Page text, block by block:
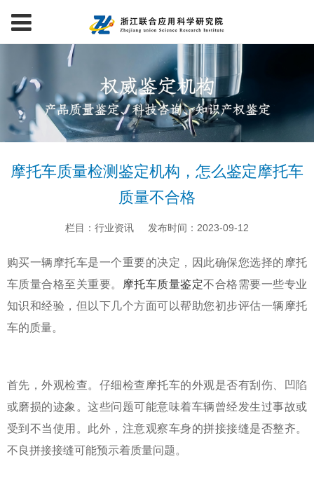
摩托车质量检测鉴定机构，怎么鉴定摩托车
质量不合格
栏目：行业资讯 发布时间：2023-09-12
购买一辆摩托车是一个重要的决定，因此确保您选择的摩托
车质量合格至关重要。
摩托车质量鉴定不合格需要一些专业
知识和经验，但以下几个方面可以帮助您初步评估一辆摩托
车的质量。
首先，外观检查。仔细检查摩托车的外观是否有刮伤、凹陷
或磨损的迹象。这些问题可能意味着车辆曾经发生过事故或
受到不当使用。此外，注意观察车身的拼接接缝是否整齐。
不良拼接接缝可能预示着质量问题。